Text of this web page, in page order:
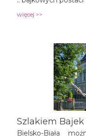
więcej >>
Szlakiem Bajek
Bielsko-Biała